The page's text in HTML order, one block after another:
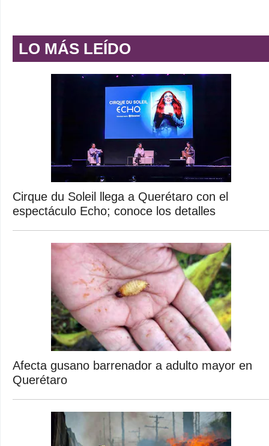
LO MÁS LEÍDO
Cirque du Soleil llega a Querétaro con el
espectáculo Echo; conoce los detalles
Afecta gusano barrenador a adulto mayor en
Querétaro